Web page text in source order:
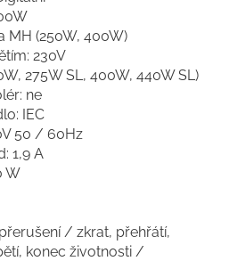
MH (250W, 400W)
230V
275W SL, 400W, 440W SL)
ne
IEC
50 / 60Hz
1,9 A
W
/ zkrat, přehřátí,
konec životnosti /